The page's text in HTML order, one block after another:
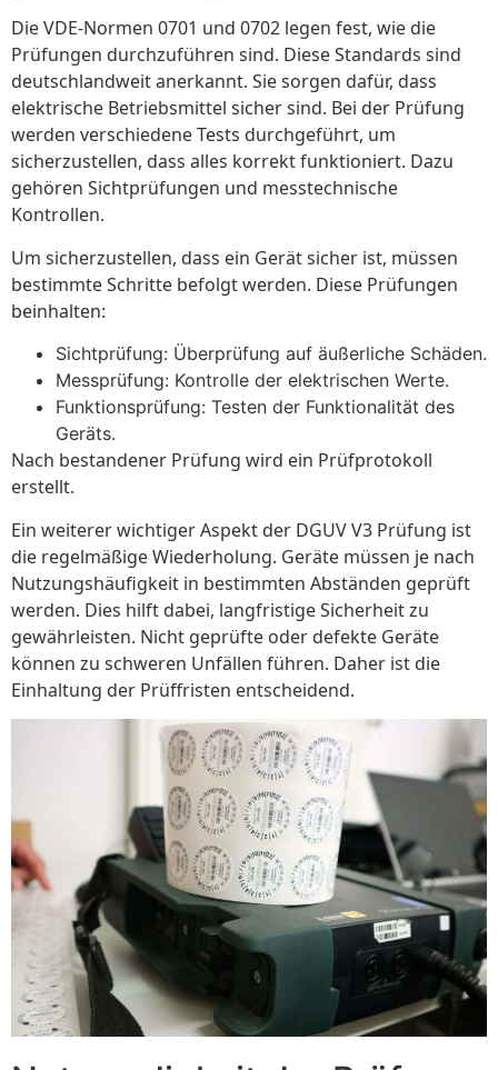
Die VDE-Normen 0701 und 0702 legen fest, wie die
Prüfungen durchzuführen sind. Diese Standards sind
deutschlandweit anerkannt. Sie sorgen dafür, dass
elektrische Betriebsmittel sicher sind. Bei der Prüfung
werden verschiedene Tests durchgeführt, um
sicherzustellen, dass alles korrekt funktioniert. Dazu
gehören Sichtprüfungen und messtechnische
Kontrollen.
Um sicherzustellen, dass ein Gerät sicher ist, müssen
bestimmte Schritte befolgt werden. Diese Prüfungen
beinhalten:
Sichtprüfung: Überprüfung auf äußerliche Schäden.
Messprüfung: Kontrolle der elektrischen Werte.
Funktionsprüfung: Testen der Funktionalität des
Geräts.
Nach bestandener Prüfung wird ein Prüfprotokoll
erstellt.
Ein weiterer wichtiger Aspekt der DGUV V3 Prüfung ist
die regelmäßige Wiederholung. Geräte müssen je nach
Nutzungshäufigkeit in bestimmten Abständen geprüft
werden. Dies hilft dabei, langfristige Sicherheit zu
gewährleisten. Nicht geprüfte oder defekte Geräte
können zu schweren Unfällen führen. Daher ist die
Einhaltung der Prüffristen entscheidend.